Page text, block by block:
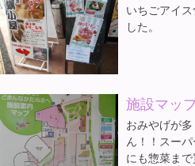
いちごアイ
した。
施設マッ
おみやげが
ん！！スー
にも惣菜まで